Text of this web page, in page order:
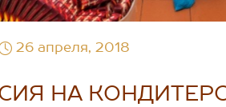
26 апреля, 2018
НА